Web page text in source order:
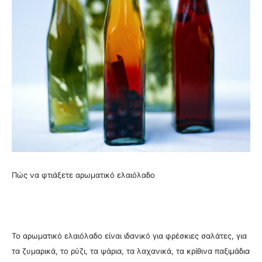
Πώς να φτιάξετε αρωματικό ελαιόλαδο
Το αρωματικό ελαιόλαδο είναι ιδανικό για φρέσκιες σαλάτες, για
τα ζυμαρικά, το ρύζι, τα ψάρια, τα λαχανικά, τα κρίθινα παξιμάδια